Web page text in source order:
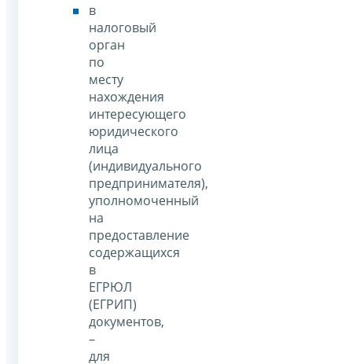
в
налоговый
орган
по
месту
нахождения
интересующего
юридического
лица
(индивидуального
предпринимателя),
уполномоченный
на
предоставление
содержащихся
в
ЕГРЮЛ
(ЕГРИП)
документов,
–
для